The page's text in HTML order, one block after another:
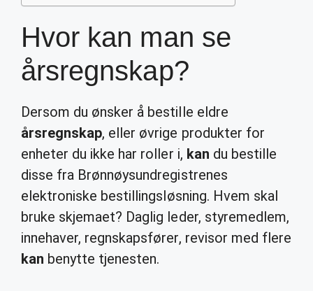
Hvor kan man se
årsregnskap?
Dersom du ønsker å bestille eldre
årsregnskap, eller øvrige produkter for
enheter du ikke har roller i, kan du bestille
disse fra Brønnøysundregistrenes
elektroniske bestillingsløsning. Hvem skal
bruke skjemaet? Daglig leder, styremedlem,
innehaver, regnskapsfører, revisor med flere
kan benytte tjenesten.